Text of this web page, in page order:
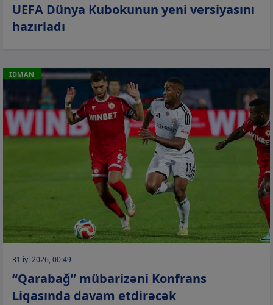
UEFA Dünya Kubokunun yeni versiyasını
hazırladı
İDMAN
31 iyl 2026, 00:49
“Qarabağ” mübarizəni Konfrans
Liqasında davam etdirəcək